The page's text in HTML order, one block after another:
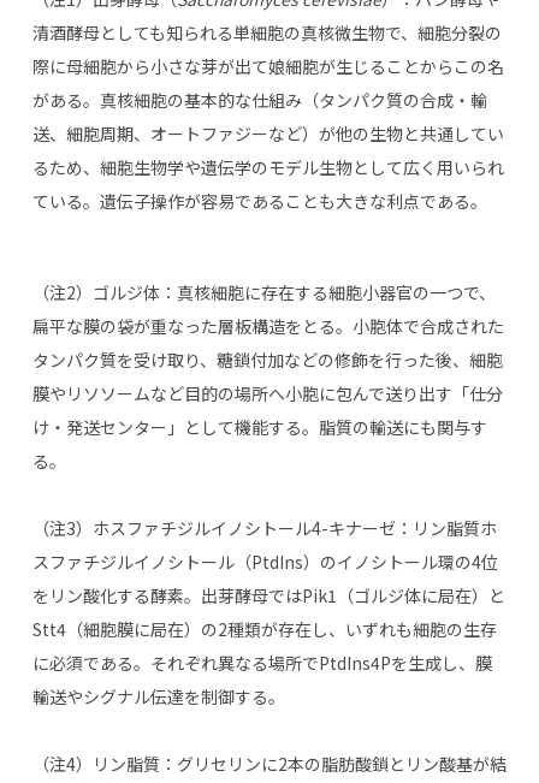
清酒酵母としても知られる単細胞の真核微生物で、細胞分裂の
際に母細胞から小さな芽が出て娘細胞が生じることからこの名
がある。真核細胞の基本的な仕組み（タンパク質の合成・輸
送、細胞周期、オートファジーなど）が他の生物と共通してい
るため、細胞生物学や遺伝学のモデル生物として広く用いられ
ている。遺伝子操作が容易であることも大きな利点である。
（注2）ゴルジ体：真核細胞に存在する細胞小器官の一つで、
扁平な膜の袋が重なった層板構造をとる。小胞体で合成された
タンパク質を受け取り、糖鎖付加などの修飾を行った後、細胞
膜やリソソームなど目的の場所へ小胞に包んで送り出す「仕分
け・発送センター」として機能する。脂質の輸送にも関与す
る。
（注3）ホスファチジルイノシトール4-キナーゼ：リン脂質ホ
スファチジルイノシトール（PtdIns）のイノシトール環の4位
をリン酸化する酵素。出芽酵母ではPik1
（ゴルジ体に局在）と
Stt4（細胞膜に局在）の2種類が存在し、いずれも細胞の生存
に必須である。それぞれ異なる場所でPtdIns4Pを生成し、膜
輸送やシグナル伝達を制御する。
（注4）リン脂質：グリセリンに2本の脂肪酸鎖とリン酸基が結